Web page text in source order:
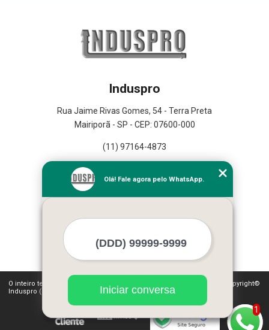
Induspro
Rua Jaime Rivas Gomes, 54 - Terra Preta
Mairiporã - SP - CEP: 07600-000
(11) 97164-4873
Empresa
Missão
Mapa do site
Mais Serviços
O inteiro teor deste site está sujeito à proteção de direitos autorais. Copyright©
Induspro (Lei 9610 de 19/02/1998)
1
Olá! Fale agora pelo WhatsApp.
Iniciar conversa